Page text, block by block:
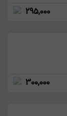
295,000
300,000